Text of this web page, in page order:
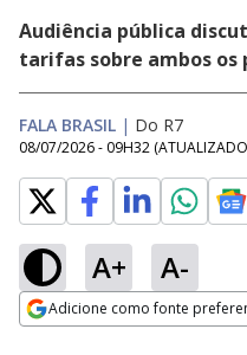
Audiência pública
tarifas sobre ambos os
FALA BRASIL | Do R7
08/07/2026 - 09H32
A+ A-
Adicione como fonte
Ativar
74.82%